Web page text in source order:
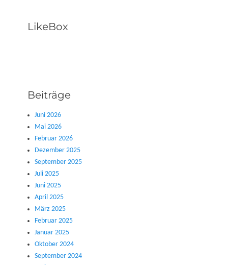
LikeBox
Beiträge
Juni 2026
Mai 2026
Februar 2026
Dezember 2025
September 2025
Juli 2025
Juni 2025
April 2025
März 2025
Februar 2025
Januar 2025
Oktober 2024
September 2024